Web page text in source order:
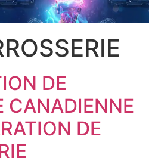
DE
CANADIENNE
DE